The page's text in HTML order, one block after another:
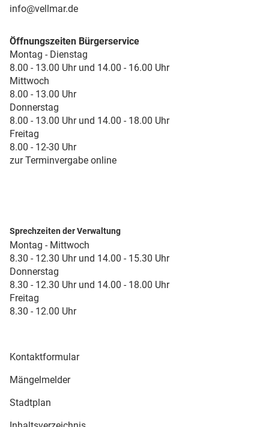
info@vellmar.de
Öffnungszeiten Bürgerservice
Montag - Dienstag
8.00 - 13.00 Uhr und 14.00 - 16.00 Uhr
Mittwoch
8.00 - 13.00 Uhr
Donnerstag
8.00 - 13.00 Uhr und 14.00 - 18.00 Uhr
Freitag
8.00 - 12-30 Uhr
zur Terminvergabe online
Sprechzeiten der Verwaltung
Montag - Mittwoch
8.30 - 12.30 Uhr und 14.00 - 15.30 Uhr
Donnerstag
8.30 - 12.30 Uhr und 14.00 - 18.00 Uhr
Freitag
8.30 - 12.00 Uhr
Kontaktformular
Mängelmelder
Stadtplan